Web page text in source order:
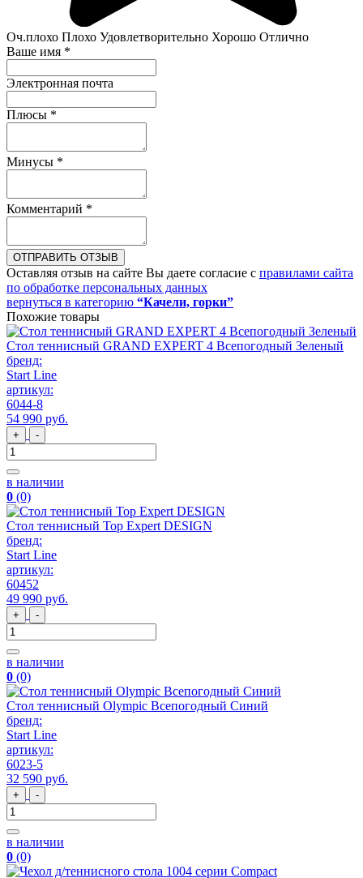
Оч.плохо Плохо Удовлетворительно Хорошо Отлично
Ваше имя *
Электронная почта
Плюсы *
Минусы *
Комментарий *
ОТПРАВИТЬ ОТЗЫВ
Оставляя отзыв на сайте Вы даете согласие с правилами сайта
по обработке персональных данных
вернуться в категорию “Качели, горки”
Похожие товары
Стол теннисный GRAND EXPERT 4 Всепогодный Зеленый
бренд:
Start Line
артикул:
6044-8
54 990 руб.
+ -
в наличии
0 (0)
Стол теннисный Top Expert DESIGN
бренд:
Start Line
артикул:
60452
49 990 руб.
+ -
в наличии
0 (0)
Стол теннисный Olympic Всепогодный Синий
бренд:
Start Line
артикул:
6023-5
32 590 руб.
+ -
в наличии
0 (0)